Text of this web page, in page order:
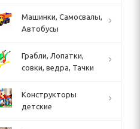
Машинки, Самосвалы,
Автобусы
Грабли, Лопатки,
совки, ведра, Тачки
Конструкторы
детские